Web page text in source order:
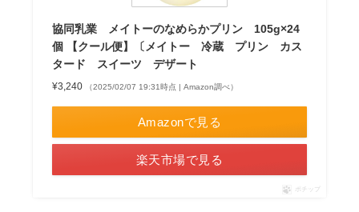
協同乳業 メイトーのなめらかプリン 105g×24
個 【クール便】〔メイトー 冷蔵 プリン カス
タード スイーツ デザート
¥3,240 （2025/02/07 19:31時点 | Amazon調べ）
Amazonで見る
楽天市場で見る
ポチップ